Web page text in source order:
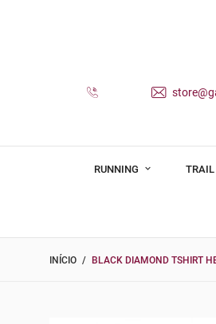
RUNNING TRAIL
INÍCIO BLACK DIAMOND TSHIRT